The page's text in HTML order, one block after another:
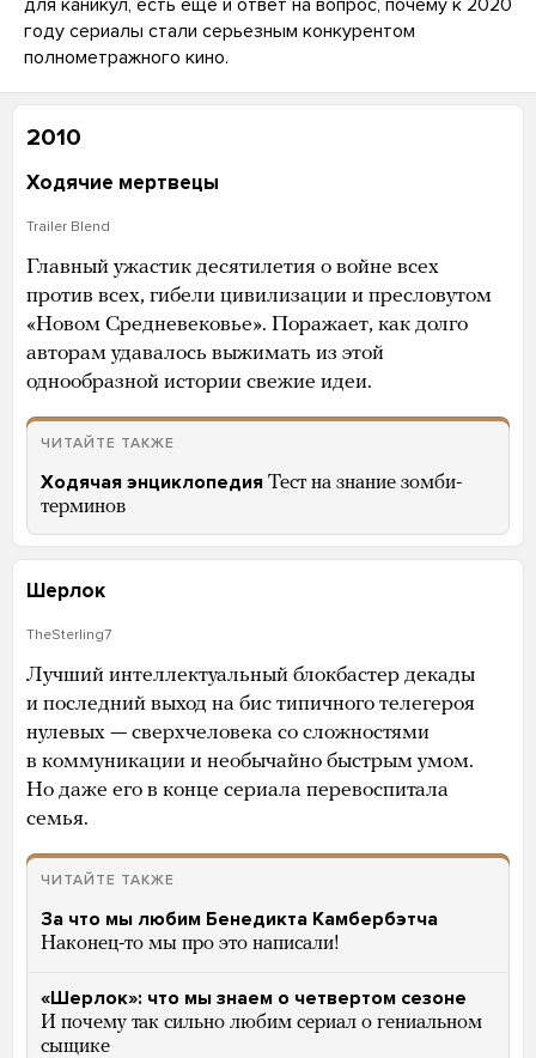
году сериалы стали серьезным конкурентом
полнометражного кино.
2010
Ходячие мертвецы
Trailer Blend
Главный ужастик десятилетия о войне всех
против всех, гибели цивилизации и пресловутом
«Новом Средневековье». Поражает, как долго
авторам удавалось выжимать из этой
однообразной истории свежие идеи.
ЧИТАЙТЕ ТАКЖЕ
Ходячая энциклопедия Тест на знание зомби-
терминов
Шерлок
TheSterling7
Лучший интеллектуальный блокбастер декады
и последний выход на бис типичного телегероя
нулевых — сверхчеловека со сложностями
в коммуникации и необычайно быстрым умом.
Но даже его в конце сериала перевоспитала
семья.
ЧИТАЙТЕ ТАКЖЕ
За что мы любим Бенедикта Камбербэтча
Наконец-то мы про это написали!
«Шерлок»: что мы знаем о четвертом сезоне
И почему так сильно любим сериал о гениальном
сыщике